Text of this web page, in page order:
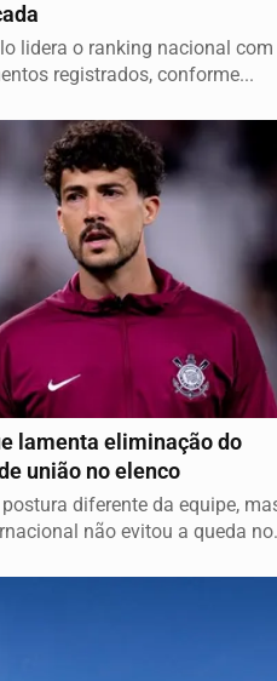
lidera o ranking nacional
registrados, conforme...
lamenta eliminação do
união no elenco
diferente da equipe,
não evitou a queda